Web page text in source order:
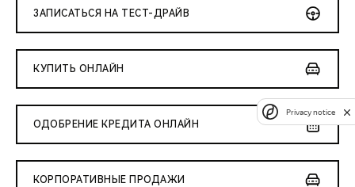
ЗАПИСАТЬСЯ НА ТЕСТ-ДРАЙВ
КУПИТЬ ОНЛАЙН
ОДОБРЕНИЕ КРЕДИТА ОНЛАЙН
КОРПОРАТИВНЫЕ ПРОДАЖИ
Privacy notice